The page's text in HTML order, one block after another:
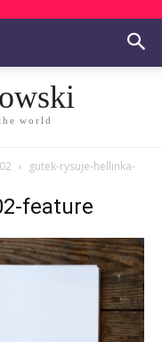
world
gutek-rysuje-hellinka-
feature